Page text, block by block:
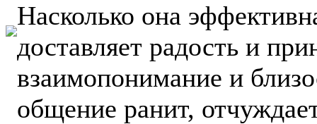
Насколько она
доставляет радость и
взаимопонимание и
общение ранит,